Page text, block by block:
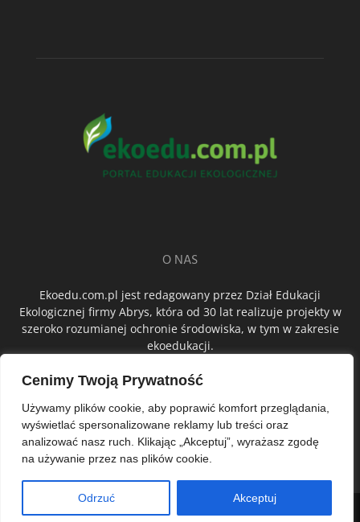
Cenimy Twoją Prywatność
Używamy plików cookie, aby poprawić komfort przeglądania,
wyświetlać spersonalizowane reklamy lub treści oraz
analizować nasz ruch. Klikając „Akceptuj”, wyrażasz zgodę
na używanie przez nas plików cookie.
Odrzuć Akceptuj
O NAS
Ekoedu.com.pl jest redagowany przez Dział Edukacji
Ekologicznej firmy Abrys, która od 30 lat realizuje projekty w
szeroko rozumianej ochronie środowiska, w tym w zakresie
ekoedukacji.
ŚLEDŹ NAS
© Abrys Sp. z o.o.